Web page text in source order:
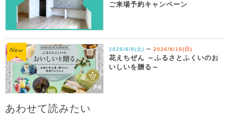
ご来場予約キャンペーン
2026/8/8(土) 〜 2026/8/16(日)
花えちぜん ～ふるさとふくいのお
いしいを贈る～
あわせて読みたい